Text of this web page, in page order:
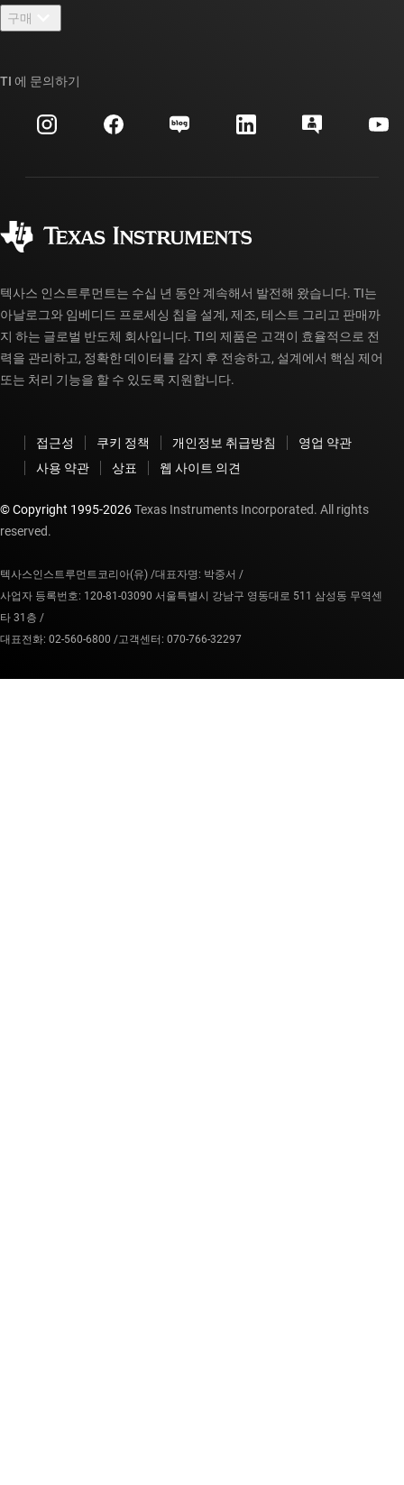
뉴스룸
이벤트
투자 관계
TI E2E™ 설계 지원 포럼
대체품 검색
고객 지원 센터
myTI 계정 FAQ
구매
주문 FAQ
TI 에 문의하기
텍사스 인스트루먼트는 수십 년 동안 계속해서 발전해 왔습니다. TI는
아날로그와 임베디드 프로세싱 칩을 설계, 제조, 테스트 그리고 판매까
지 하는 글로벌 반도체 회사입니다. TI의 제품은 고객이 효율적으로 전
력을 관리하고, 정확한 데이터를 감지 후 전송하고, 설계에서 핵심 제어
또는 처리 기능을 할 수 있도록 지원합니다.
접근성 쿠키 정책 개인정보 취급방침
영업 약관
사용 약관
상표 웹 사이트 의견
© Copyright 1995-2026Texas Instruments Incorporated. All rights
reserved.
텍사스인스트루먼트코리아(유) /대표자명: 박중서 /
사업자 등록번호: 120-81-03090 서울특별시 강남구 영동대로 511 삼성동 무역센
타 31층 /
대표전화: 02-560-6800 /고객센터: 070-766-32297